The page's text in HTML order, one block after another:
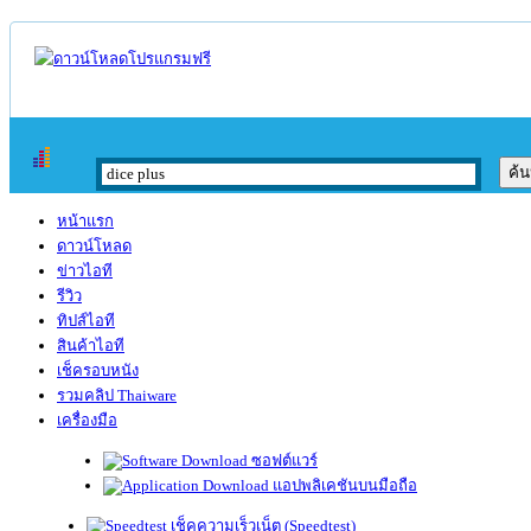
หน้าแรก
ดาวน์โหลด
ข่าวไอที
รีวิว
ทิปส์ไอที
สินค้าไอที
เช็ครอบหนัง
รวมคลิป Thaiware
เครื่องมือ
ซอฟต์แวร์
แอปพลิเคชันบนมือถือ
เช็คความเร็วเน็ต (Speedtest)